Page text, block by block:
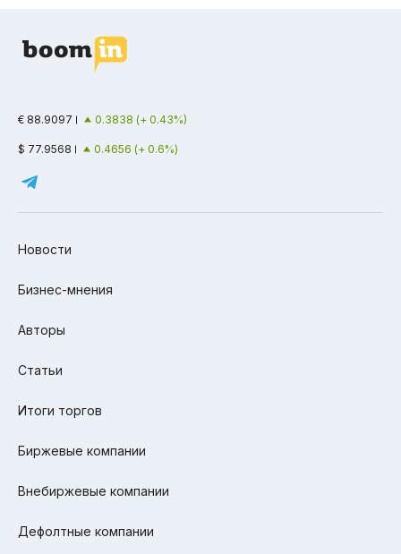
€ 88.9097 0.3838 (+ 0.43%)
$ 77.9568 0.4656 (+ 0.6%)
Новости
Бизнес-мнения
Авторы
Статьи
Итоги торгов
Биржевые компании
Внебиржевые компании
Дефолтные компании